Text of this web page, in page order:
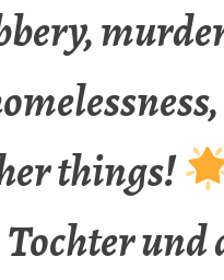
things!
Tochter und